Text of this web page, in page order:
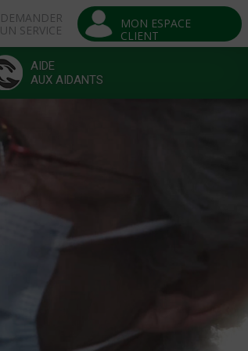
DEMANDER
UN SERVICE
MON ESPACE
CLIENT
AIDE
AUX AIDANTS